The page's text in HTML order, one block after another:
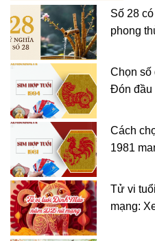
Số 28
phong
Chọn số
Đón đầu
Cách
1981
Tử vi
mạng: